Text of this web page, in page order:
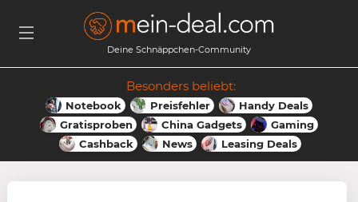
Deine Schnäppchen-Community
Besonders beliebt:
Notebook Preisfehler
Handy Deals
Gratisproben
China Gadgets
Gaming
Cashback
News Leasing Deals